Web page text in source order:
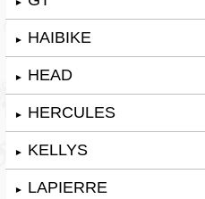
► HAIBIKE
► HEAD
► HERCULES
► KELLYS
► LAPIERRE